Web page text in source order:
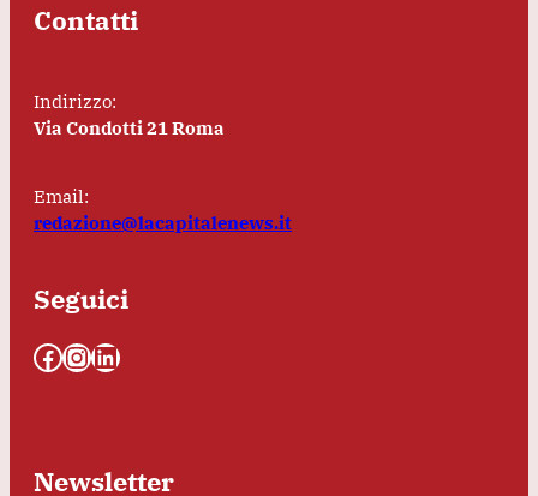
Contatti
Indirizzo:
Via Condotti 21 Roma
Email:
redazione@lacapitalenews.it
Seguici
Facebook InstagramLinkedIn
Newsletter